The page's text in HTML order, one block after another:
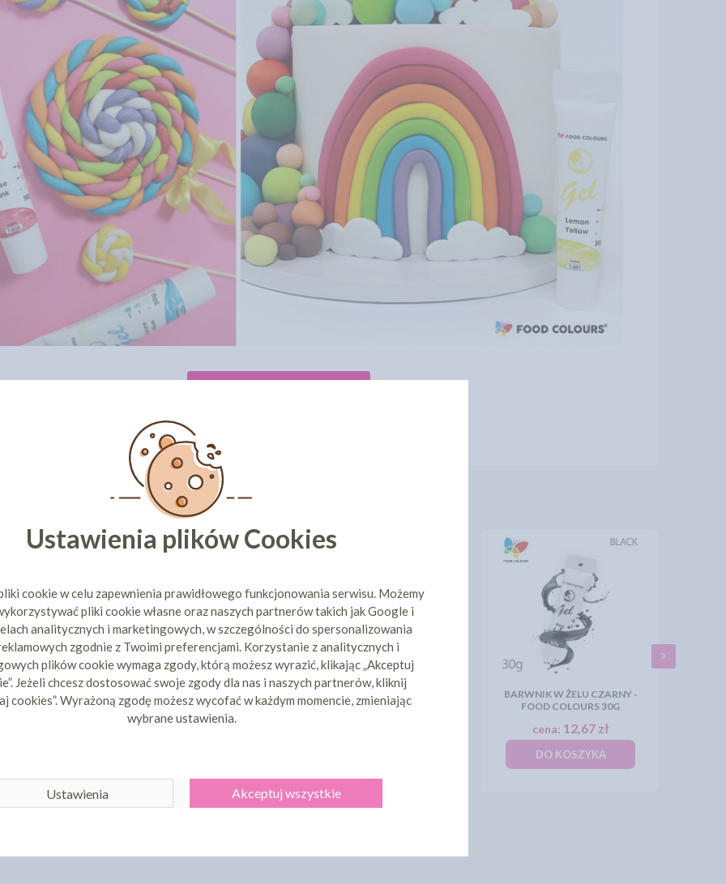
KUPILI TEŻ
OLIWKOWY
BARWNIK W ŻELU
EUKALIPTUSOWY - FOOD
COLOURS 30G
12,98 zł
BARWNIK W ŻELU COLORGEL
20G - RÓŻOWY JASNY -
MODECOR - ROSA CANDY
BARWNIK W ŻELU CZARNY -
FOOD COLOURS 30G
cena: 12,67 zł
DO KOSZYKA
Ustawienia plików Cookies
cookie w celu zapewnienia prawidłowego funkcjonowania serwisu. Możemy
pliki cookie własne oraz naszych partnerów takich jak Google i
analitycznych i marketingowych, w szczególności do spersonalizowania
zgodnie z Twoimi preferencjami. Korzystanie z analitycznych i
plików cookie wymaga zgody, którą możesz wyrazić, klikając „Akceptuj
Jeżeli chcesz dostosować swoje zgody dla nas i naszych partnerów, kliknij
cookies”. Wyrażoną zgodę możesz wycofać w każdym momencie, zmieniając
wybrane ustawienia.
Ustawienia Akceptuj wszystkie